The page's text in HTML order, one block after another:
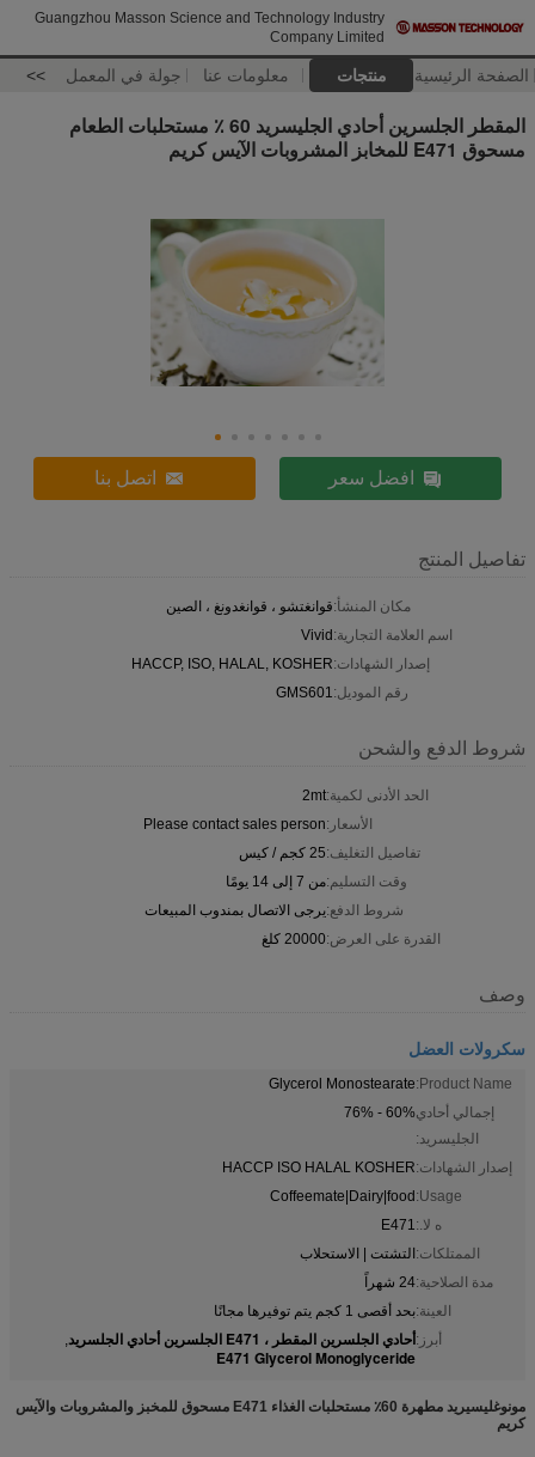
Guangzhou Masson Science and Technology Industry
Company Limited
الصفحة الرئيسية منتجات معلومات عنا جولة في المعمل >>
المقطر الجلسرين أحادي الجليسريد 60 ٪ مستحلبات الطعام
مسحوق E471 للمخابز المشروبات الآيس كريم
افضل سعر اتصل بنا
تفاصيل المنتج
مكان المنشأ:قوانغتشو ، قوانغدونغ ، الصين
اسم العلامة التجارية:Vivid
إصدار الشهادات:HACCP, ISO, HALAL, KOSHER
رقم الموديل:GMS601
شروط الدفع والشحن
الحد الأدنى لكمية:2mt
الأسعار:Please contact sales person
تفاصيل التغليف:25 كجم / كيس
وقت التسليم:من 7 إلى 14 يومًا
شروط الدفع:يرجى الاتصال بمندوب المبيعات
القدرة على العرض:20000 كلغ
وصف
سكرولات العضل
Product Name:
Glycerol Monostearate
إجمالي أحادي
الجليسريد:
60% - 76%
إصدار الشهادات:HACCP ISO HALAL KOSHER
Usage:
Coffeemate|Dairy|food
ه لا.:E471
الممتلكات:التشتت | الاستحلاب
مدة الصلاحية:24 شهراً
العينة:بحد أقصى 1 كجم يتم توفيرها مجانًا
أبرز:أحادي الجلسرين المقطر ، E471 الجلسرين أحادي الجلسريد ,
E471 Glycerol Monoglyceride
مونوغليسيريد مطهرة 60٪ مستحلبات الغذاء E471 مسحوق للمخبز والمشروبات والآيس
كريم